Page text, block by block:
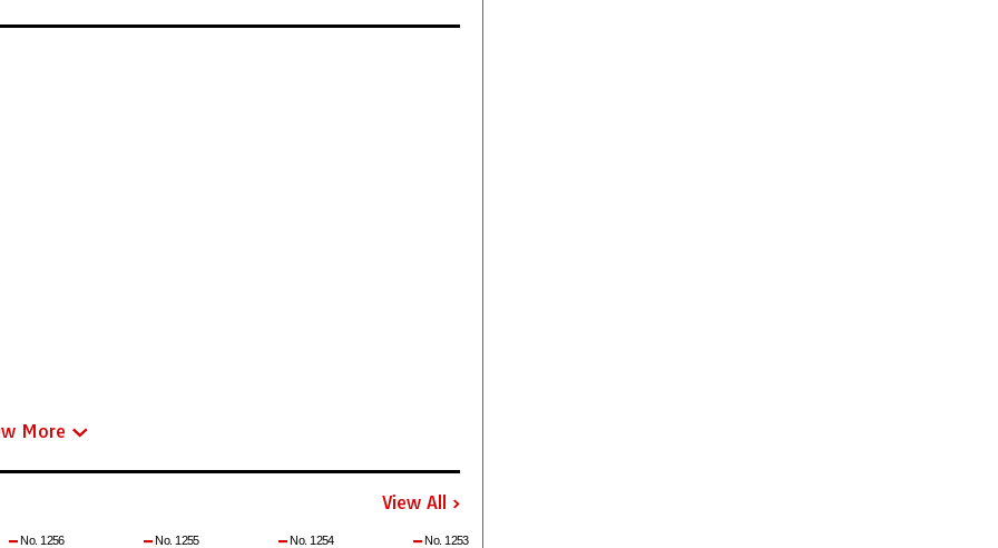
More
View All
No. 1256 No. 1255 No. 1254 No. 1253